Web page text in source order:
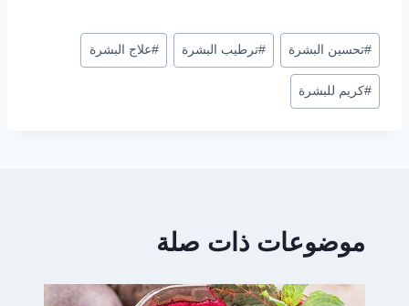
وسوم
المقال:
#تحسين البشرة #ترطيب البشرة #علاج البشرة
#كريم للبشرة
موضوعات ذات صلة